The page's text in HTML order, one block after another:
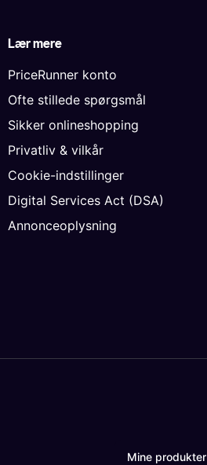
Mine produkter
Lær mere
PriceRunner konto
Ofte stillede spørgsmål
Sikker onlineshopping
Privatliv & vilkår
Cookie-indstillinger
Digital Services Act (DSA)
Annonceoplysning